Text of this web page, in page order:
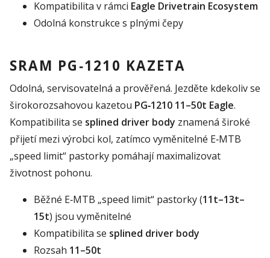
Kompatibilita v rámci Eagle Drivetrain Ecosystem
Odolná konstrukce s plnými čepy
SRAM PG‑1210 KAZETA
Odolná, servisovatelná a prověřená. Jezděte kdekoliv se
širokorozsahovou kazetou PG‑1210 11–50t Eagle.
Kompatibilita se splined driver body znamená široké
přijetí mezi výrobci kol, zatímco vyměnitelné E‑MTB
„speed limit“ pastorky pomáhají maximalizovat
životnost pohonu.
Běžné E‑MTB „speed limit“ pastorky (11t–13t–
15t) jsou vyměnitelné
Kompatibilita se splined driver body
Rozsah 11–50t